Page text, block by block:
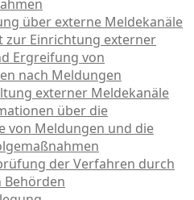
über externe Meldekanäle
zur Einrichtung externer
Ergreifung von
nach Meldungen
externer Meldekanäle
über die
von Meldungen und die
der Verfahren durch
Behörden